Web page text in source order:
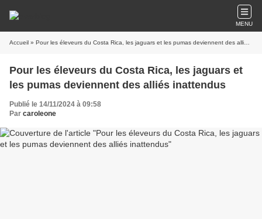
MENU
Accueil » Pour les éleveurs du Costa Rica, les jaguars et les pumas deviennent des alliés inattendus
Pour les éleveurs du Costa Rica, les jaguars et
les pumas deviennent des alliés inattendus
Publié le 14/11/2024 à 09:58
Par caroleone